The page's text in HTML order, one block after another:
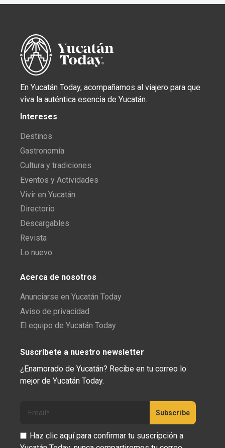
En Yucatán Today, acompañamos al viajero para que
viva la auténtica esencia de Yucatán.
Intereses
Destinos
Gastronomía
Cultura y tradiciones
Eventos y Actividades
Vivir en Yucatán
Directorio
Descargables
Revista
Lo nuevo
Acerca de nosotros
Anunciarse en Yucatán Today
Aviso de privacidad
El equipo de Yucatán Today
Suscríbete a nuestro newsletter
¿Enamorado de Yucatán? Recibe en tu correo lo
mejor de Yucatán Today.
Haz clic aquí para confirmar tu suscripción a